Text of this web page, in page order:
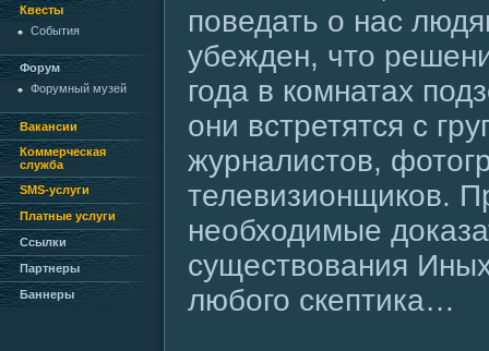
Квесты
События
Форум
Форумный музей
Вакансии
Коммерческая
служба
SMS-услуги
Платные услуги
Ссылки
Партнеры
Баннеры
поведать о нас
убежден, что
года в комнатах
они встретятся с
журналистов,
телевизионщиков.
необходимые
существования
любого скептика…